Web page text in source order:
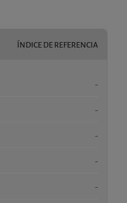
ÍNDICE DE REFERENCIA
-
-
-
-
-